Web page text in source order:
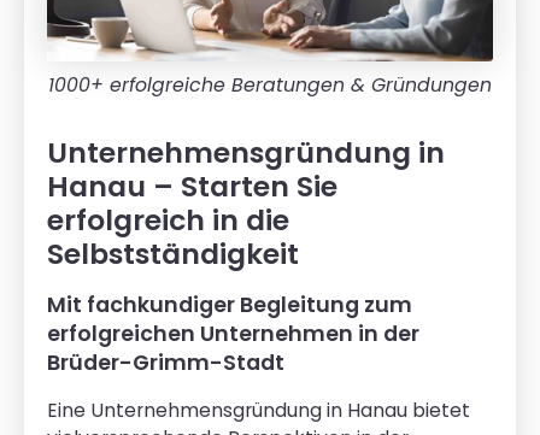
Unternehmensgründung in
Hanau – Starten Sie
erfolgreich in die
Selbstständigkeit
Mit fachkundiger Begleitung zum
erfolgreichen Unternehmen in der
Brüder-Grimm-Stadt
Eine Unternehmensgründung in Hanau bietet
1000+ erfolgreiche Beratungen & Gründungen